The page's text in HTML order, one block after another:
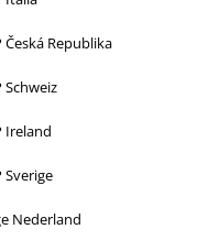
Česká Republika
Schweiz
Ireland
Sverige
Nederland
a portata di click!
Gli Insomnium,
unire la brutalità